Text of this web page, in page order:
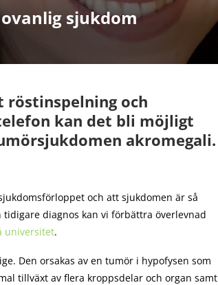
sjukdom
röstinspelning och
kan det bli möjligt
akromegali.
och att sjukdomen är så
diagnos kan vi förbättra överlevnad
universitet.
Den orsakas av en tumör i hypofysen som
tillväxt av flera kroppsdelar och organ samt